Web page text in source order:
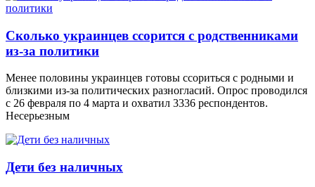
Сколько украинцев ссорится с родственниками
из-за политики
Менее половины украинцев готовы ссориться с родными и
близкими из-за политических разногласий. Опрос проводился
с 26 февраля по 4 марта и охватил 3336 респондентов.
Несерьезным
Дети без наличных